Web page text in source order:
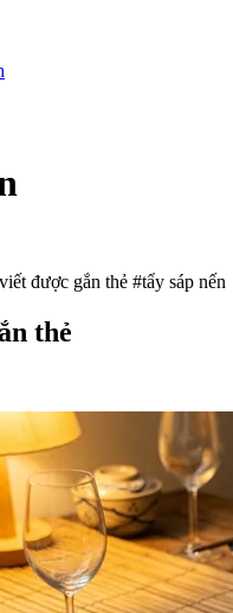
được gắn thẻ #tẩy sáp nến
thẻ